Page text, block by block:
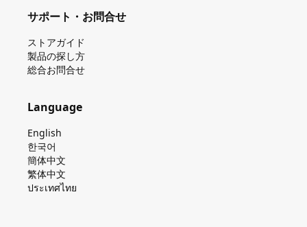
サポート・お問合せ
ストアガイド
製品の探し⽅
総合お問合せ
Language
English
한국어
簡体中文
繁体中文
ประเทศไทย